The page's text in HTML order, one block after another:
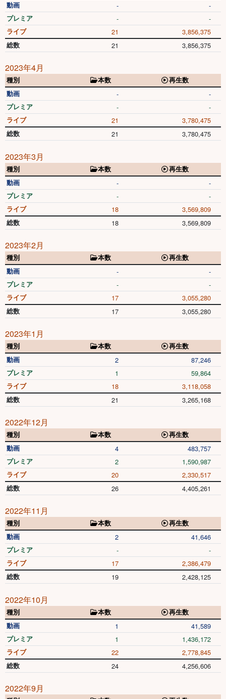
動画
- -
プレミア - -
ライブ 21 3,856,375
総数 21 3,856,375
2023年4月
種別 本数
再生数
動画
- -
プレミア - -
ライブ 21 3,780,475
総数 21 3,780,475
2023年3月
種別 本数
再生数
動画
- -
プレミア - -
ライブ 18 3,569,809
総数 18 3,569,809
2023年2月
種別 本数
再生数
動画
- -
プレミア - -
ライブ 17 3,055,280
総数 17 3,055,280
2023年1月
種別 本数
再生数
動画
2 87,246
プレミア 1 59,864
ライブ 18 3,118,058
総数 21 3,265,168
2022年12月
種別 本数
再生数
動画
4 483,757
プレミア 2 1,590,987
ライブ 20 2,330,517
総数 26 4,405,261
2022年11月
種別 本数
再生数
動画
2 41,646
プレミア - -
ライブ 17 2,386,479
総数 19 2,428,125
2022年10月
種別 本数
再生数
動画
1 41,589
プレミア 1 1,436,172
ライブ 22 2,778,845
総数 24 4,256,606
2022年9月